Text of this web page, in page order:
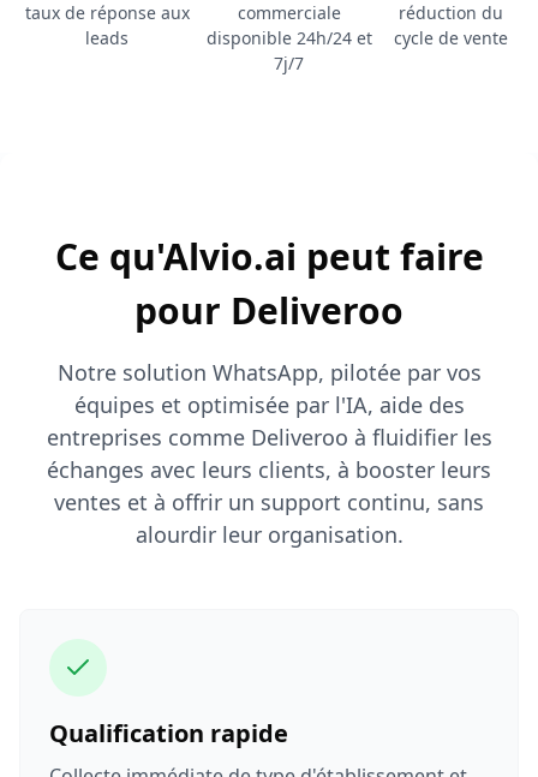
taux de réponse aux
leads
commerciale
disponible 24h/24 et
7j/7
réduction du
cycle de vente
Ce qu'Alvio.ai peut faire
pour Deliveroo
Notre solution WhatsApp, pilotée par vos
équipes et optimisée par l'IA, aide des
entreprises comme Deliveroo à fluidifier les
échanges avec leurs clients, à booster leurs
ventes et à offrir un support continu, sans
alourdir leur organisation.
Qualification rapide